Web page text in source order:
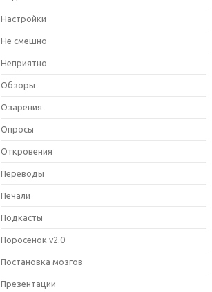
Настройки
Не смешно
Неприятно
Обзоры
Озарения
Опросы
Откровения
Переводы
Печали
Подкасты
Поросенок v2.0
Постановка мозгов
Презентации